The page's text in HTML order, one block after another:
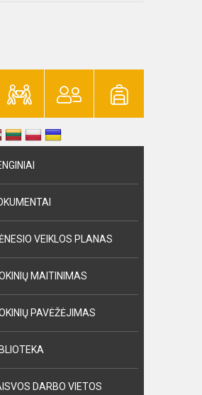
VEIKLOS PLANAS
MAITINIMAS
PAVĖŽĖJIMAS
DARBO VIETOS